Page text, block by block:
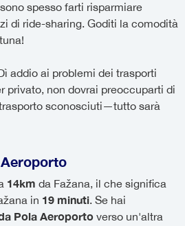
spesso farti risparmiare
di ride-sharing. Goditi la comodità
addio ai problemi dei trasporti
privato, non dovrai preoccuparti di
sconosciuti—tutto sarà
14km da Fažana, il che significa
in 19 minuti. Se hai
Pola Aeroporto verso un'altra